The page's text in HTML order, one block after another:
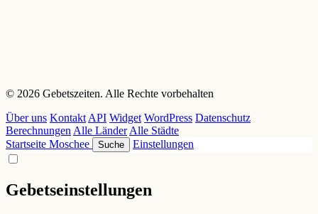
© 2026 Gebetszeiten. Alle Rechte vorbehalten
Über uns Kontakt API Widget WordPress Datenschutz
Berechnungen Alle Länder Alle Städte
Startseite Moschee Suche Einstellungen
Gebetseinstellungen